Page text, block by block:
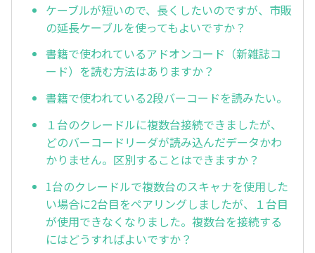
ケーブルが短いので、長くしたいのですが、市販
の延長ケーブルを使ってもよいですか？
書籍で使われているアドオンコード（新雑誌コ
ード）を読む方法はありますか？
書籍で使われている2段バーコードを読みたい。
１台のクレードルに複数台接続できましたが、
どのバーコードリーダが読み込んだデータかわ
かりません。区別することはできますか？
1台のクレードルで複数台のスキャナを使用した
い場合に2台目をペアリングしましたが、１台目
が使用できなくなりました。複数台を接続する
にはどうすればよいですか？